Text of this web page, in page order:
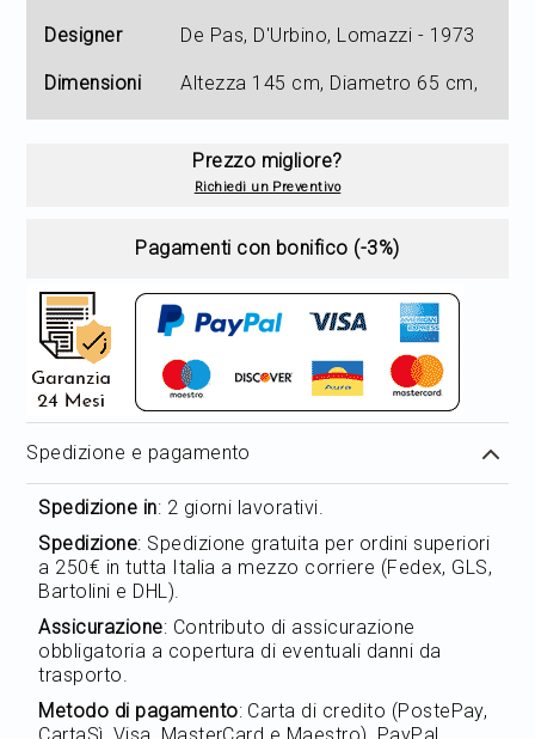
Designer De Pas, D'Urbino, Lomazzi - 1973
Dimensioni Altezza 145 cm, Diametro 65 cm,
Prezzo migliore?
Richiedi un Preventivo
Pagamenti con bonifico (-3%)
Spedizione e pagamento
Spedizione in: 2 giorni lavorativi.
Spedizione: Spedizione gratuita per ordini superiori
a 250€ in tutta Italia a mezzo corriere (Fedex, GLS,
Bartolini e DHL).
Assicurazione: Contributo di assicurazione
obbligatoria a copertura di eventuali danni da
trasporto.
Metodo di pagamento: Carta di credito (PostePay,